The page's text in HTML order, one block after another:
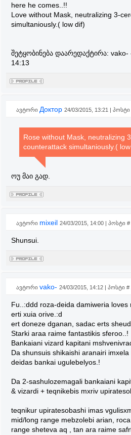
here he comes..!!
Love without Mask, neutralizing 3-
simultaniously.( low dif)
შეტყობინება დაარედაქტირა: vako-
14:13
ავტორი Доктор 24/03/2015, 13:21 | პოსტი
Rose without Mask, neutralizing
counterattack simultaniously.(
ოუ მაი გად.
ავტორი mixeil 24/03/2015, 14:00 | პოსტი #
Shunsui.
ავტორი vako- 24/03/2015, 14:12 | პოსტი #
Fu..:ddd roza-deida damiweria loves
erti xuia orive.:d
ert doneze dganan, sadac erts
Starki araa raime fantastikis sferoo..!
Bankaiani vizard kapitani
Da shunsuis shikaishi aranairi
deidas bankai ugulebelyos.!
Da 2-sashulozemagali bankaiani
& vizardi + teqnikebis mxriv
teqnikur upiratesobashi imas
mid/long range mebzolebi arian,
range sheteva aq , tan ara raime